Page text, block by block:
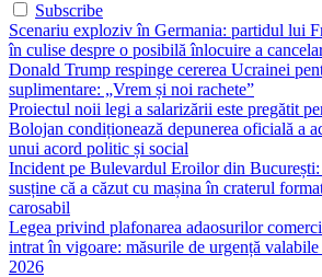
Subscribe
Scenariu exploziv în Germania: partidul lui
în culise despre o posibilă înlocuire a
Donald Trump respinge cererea Ucrainei
suplimentare: „Vrem și noi rachete”
Proiectul noii legi a salarizării este pregătit
Bolojan condiționează depunerea oficială a
unui acord politic și social
Incident pe Bulevardul Eroilor din București:
susține că a căzut cu mașina în craterul
carosabil
Legea privind plafonarea adaosurilor
intrat în vigoare: măsurile de urgență
2026